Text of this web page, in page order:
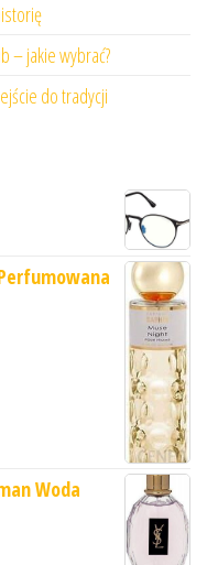
– jakie wybrać?
do tradycji
Woda